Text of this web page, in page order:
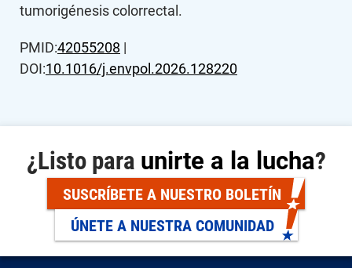
tumorigénesis colorrectal.
PMID:42055208 |
DOI:10.1016/j.envpol.2026.128220
¿Listo para unirte a la lucha?
SUSCRÍBETE A NUESTRO BOLETÍN
ÚNETE A NUESTRA COMUNIDAD